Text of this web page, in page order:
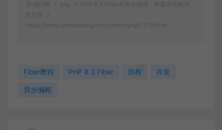
淘吗网 php
PHP 8.3 Fiber与异步编程：构建高性能并
发应用
https://www.taomawang.com/server/php/1776.html
Fiber教程 PHP 8.3 Fiber 协程 并发
异步编程